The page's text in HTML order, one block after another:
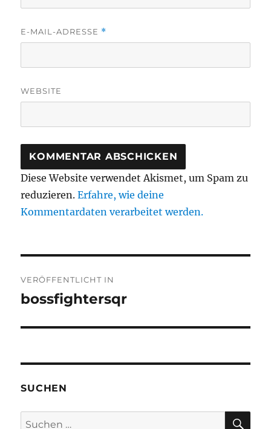
E-MAIL-ADRESSE *
WEBSITE
Diese Website verwendet Akismet, um Spam zu
reduzieren.Erfahre, wie deine
Kommentardaten verarbeitet werden.
VERÖFFENTLICHT IN
bossfightersqr
SUCHEN
Suchen